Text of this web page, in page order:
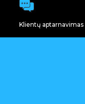
Klientų aptarnavimas